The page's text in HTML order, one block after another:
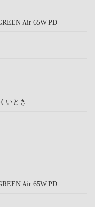
Air 65W PD
いとき
Air 65W PD